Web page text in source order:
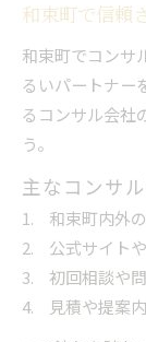
和束町で信頼
和束町でコンサ
るいパートナー
るコンサル会社
う。
主なコンサ
和束町内外
公式サイト
初回相談や
見積や提案